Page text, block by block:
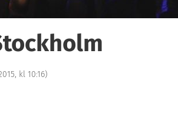
kl 10:16)